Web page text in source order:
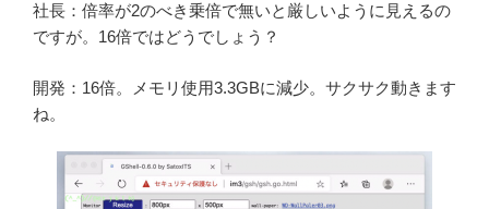
社長：倍率が2のべき乗倍で無いと厳しいように見えるの
ですが。16倍ではどうでしょう？
開発：16倍。メモリ使用3.3GBに減少。サクサク動きます
ね。